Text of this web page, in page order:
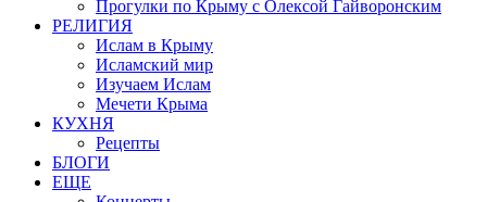
Прогулки по Крыму с Олексой Гайворонским
РЕЛИГИЯ
Ислам в Крыму
Исламский мир
Изучаем Ислам
Мечети Крыма
КУХНЯ
Рецепты
БЛОГИ
ЕЩЕ